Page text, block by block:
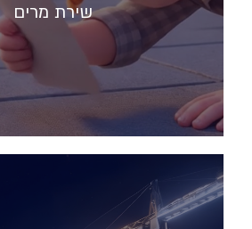
שירת מרים